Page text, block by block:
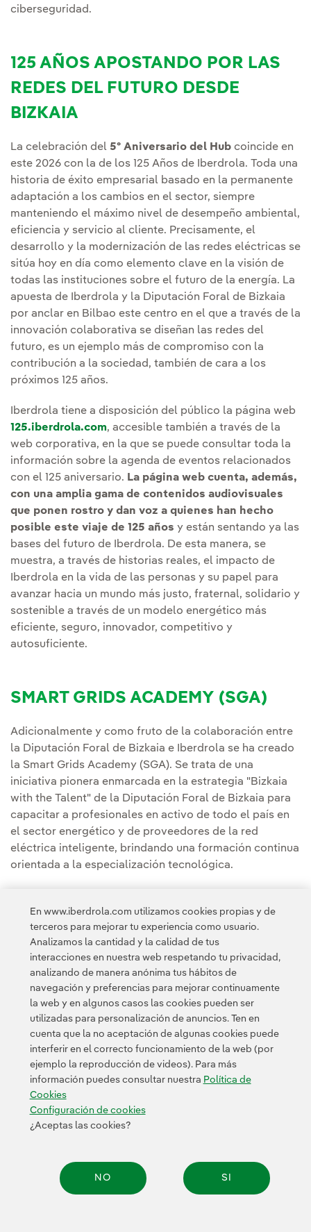
ciberseguridad.
125 AÑOS APOSTANDO POR LAS
REDES DEL FUTURO DESDE
BIZKAIA
La celebración del 5º Aniversario del Hub coincide en
este 2026 con la de los 125 Años de Iberdrola. Toda una
historia de éxito empresarial basado en la permanente
adaptación a los cambios en el sector, siempre
manteniendo el máximo nivel de desempeño ambiental,
eficiencia y servicio al cliente. Precisamente, el
desarrollo y la modernización de las redes eléctricas se
sitúa hoy en día como elemento clave en la visión de
todas las instituciones sobre el futuro de la energía. La
apuesta de Iberdrola y la Diputación Foral de Bizkaia
por anclar en Bilbao este centro en el que a través de la
innovación colaborativa se diseñan las redes del
futuro, es un ejemplo más de compromiso con la
contribución a la sociedad, también de cara a los
próximos 125 años.
Iberdrola tiene a disposición del público la página web
125.iberdrola.com, accesible también a través de la
web corporativa, en la que se puede consultar toda la
información sobre la agenda de eventos relacionados
con el 125 aniversario. La página web cuenta, además,
con una amplia gama de contenidos audiovisuales
que ponen rostro y dan voz a quienes han hecho
posible este viaje de 125 años y están sentando ya las
bases del futuro de Iberdrola. De esta manera, se
muestra, a través de historias reales, el impacto de
Iberdrola en la vida de las personas y su papel para
avanzar hacia un mundo más justo, fraternal, solidario y
sostenible a través de un modelo energético más
eficiente, seguro, innovador, competitivo y
autosuficiente.
SMART GRIDS ACADEMY (SGA)
Adicionalmente y como fruto de la colaboración entre
la Diputación Foral de Bizkaia e Iberdrola se ha creado
la Smart Grids Academy (SGA). Se trata de una
iniciativa pionera enmarcada en la estrategia "Bizkaia
with the Talent" de la Diputación Foral de Bizkaia para
capacitar a profesionales en activo de todo el país en
el sector energético y de proveedores de la red
eléctrica inteligente, brindando una formación continua
orientada a la especialización tecnológica.
representa Global Smart Grids Academy impulsada por
Iberdrola y la Diputación Foral de Bizkaia, es la base
para la definición de un proyecto transformador de país
en el marco del Plan de Industria 2030 de Euskadi.
Contacta Clientes Política de Privacidad Información legal
Política de cookies
Canal de denuncias
En www.iberdrola.com utilizamos cookies propias y de
terceros para mejorar tu experiencia como usuario.
Analizamos la cantidad y la calidad de tus
interacciones en nuestra web respetando tu privacidad,
analizando de manera anónima tus hábitos de
navegación y preferencias para mejorar continuamente
la web y en algunos casos las cookies pueden ser
utilizadas para personalización de anuncios. Ten en
cuenta que la no aceptación de algunas cookies puede
interferir en el correcto funcionamiento de la web (por
ejemplo la reproducción de videos). Para más
información puedes consultar nuestra Política de
Cookies
Configuración de cookies
¿Aceptas las cookies?
NO SI